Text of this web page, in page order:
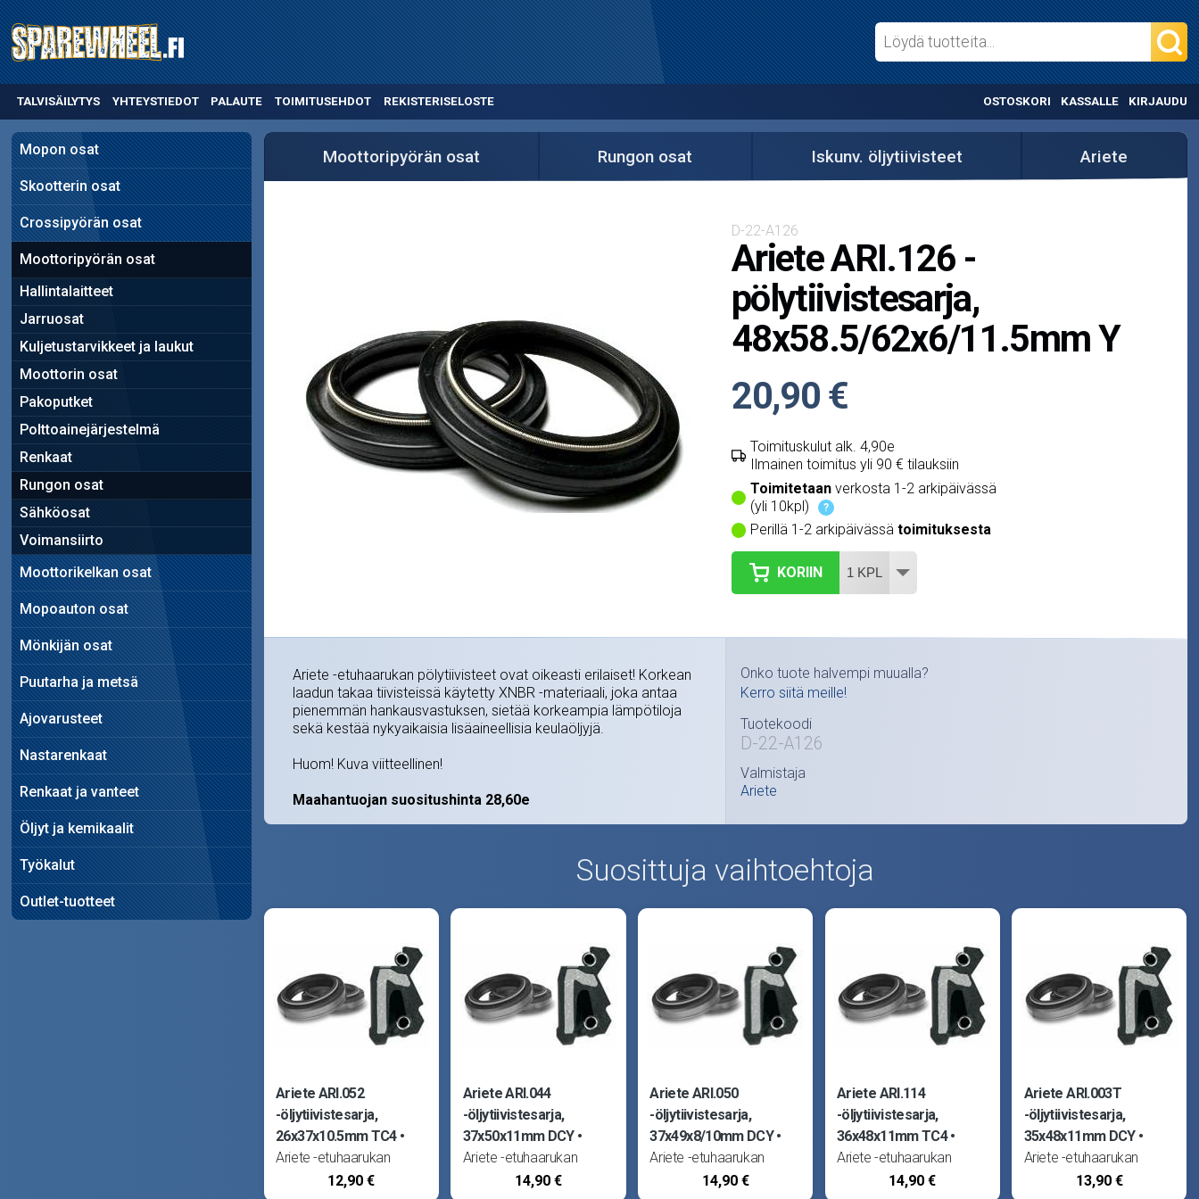
TALVISÄILYTYS YHTEYSTIEDOT PALAUTE TOIMITUSEHDOT REKISTERISELOSTE OSTOSKORI KASSALLE KIRJAUDU
Mopon osat
Skootterin osat
Crossipyörän osat
Moottoripyörän osat
Hallintalaitteet
Jarruosat
Kuljetustarvikkeet ja laukut
Moottorin osat
Pakoputket
Polttoainejärjestelmä
Renkaat
Rungon osat
Sähköosat
Voimansiirto
Moottorikelkan osat
Mopoauton osat
Mönkijän osat
Puutarha ja metsä
Ajovarusteet
Nastarenkaat
Renkaat ja vanteet
Öljyt ja kemikaalit
Työkalut
Outlet-tuotteet
Moottoripyörän osat Rungon osat Iskunv. öljytiivisteet Ariete
D-22-A126
Ariete ARI.126 -
pölytiivistesarja,
48x58.5/62x6/11.5mm Y
20,90 €
Toimituskulut alk. 4,90e
Ilmainen toimitus yli 90 € tilauksiin
Toimitetaanverkosta 1-2 arkipäivässä
(yli 10kpl)
?
Perillä 1-2 arkipäivässä toimituksesta
KORIIN
Ariete -etuhaarukan pölytiivisteet ovat oikeasti erilaiset! Korkean
laadun takaa tiivisteissä käytetty XNBR -materiaali, joka antaa
pienemmän hankausvastuksen, sietää korkeampia lämpötiloja
sekä kestää nykyaikaisia lisäaineellisia keulaöljyjä.
Huom! Kuva viitteellinen!
Maahantuojan suositushinta 28,60e
Onko tuote halvempi muualla?
Kerro siitä meille!
Tuotekoodi
D-22-A126
Valmistaja
Ariete
Suosittuja vaihtoehtoja
Ariete ARI.052
-öljytiivistesarja,
26x37x10.5mm TC4
Ariete -etuhaarukan
öljytiivisteet (stefat) ovat
12,90 €
Ariete ARI.044
-öljytiivistesarja,
37x50x11mm DCY
Ariete -etuhaarukan
öljytiivisteet (stefat) ovat
14,90 €
Ariete ARI.050
-öljytiivistesarja,
37x49x8/10mm DCY
Ariete -etuhaarukan
öljytiivisteet (stefat) ovat
14,90 €
Ariete ARI.114
-öljytiivistesarja,
36x48x11mm TC4
Ariete -etuhaarukan
öljytiivisteet (stefat) ovat
14,90 €
Ariete ARI.003T
-öljytiivistesarja,
35x48x11mm DCY
Ariete -etuhaarukan
öljytiivisteet (stefat) ovat
13,90 €